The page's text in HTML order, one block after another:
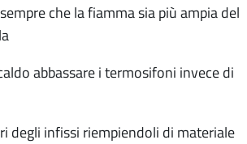
che la fiamma sia più ampia del
abbassare i termosifoni invece di
degli infissi riempiendoli di materiale